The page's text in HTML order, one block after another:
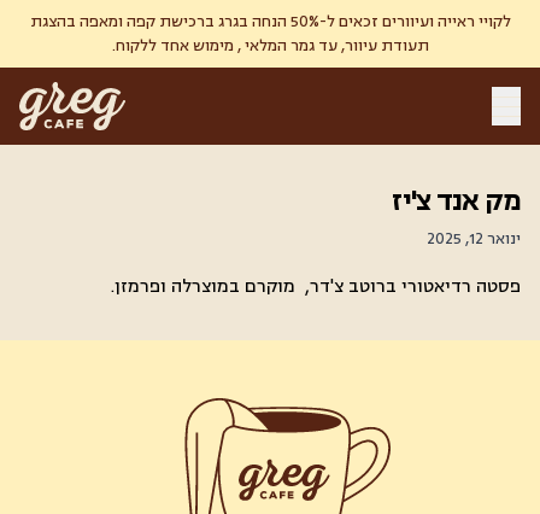
לקויי ראייה ועיוורים זכאים ל-50% הנחה בגרג ברכישת קפה ומאפה בהצגת
תעודת עיוור, עד גמר המלאי , מימוש אחד ללקוח.
מק אנד צ'יז
ינואר 12, 2025
פסטה רדיאטורי ברוטב צ'דר, מוקרם במוצרלה ופרמזן.